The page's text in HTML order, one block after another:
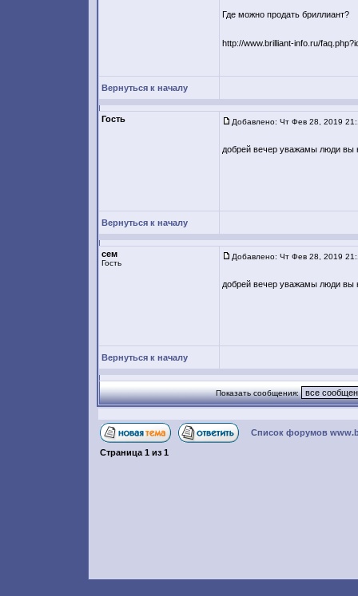
Где можно продать бриллиант?
http://www.brilliant-info.ru/
Вернуться к началу
Гость Добавлено: Чт Фев 28, 2019
добрей вечер уважамы люди вы
Вернуться к началу
сем
Гость
Добавлено: Чт Фев 28, 2019
добрей вечер уважамы люди вы
Вернуться к началу
Показать сообщения:
Список форумов
Страница 1 из 1